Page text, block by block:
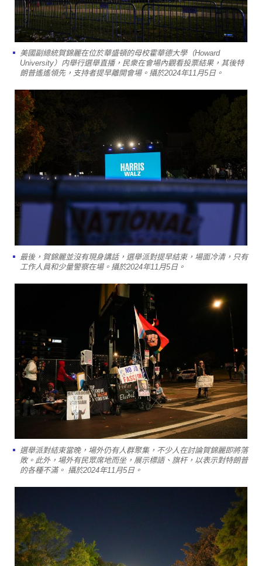
美國副總統賀錦麗在位於華盛頓的母校霍華德大學（Howard
University）内舉行選舉直播，民衆在會場內觀看投票結果，其後特
朗普遙遙領先，支持者提早離開會場。攝於2024年11月5日。
最後，賀錦麗並沒有現身講話，選舉派對提早結束，場面冷清，只有
工作人員和少量警察在場。攝於2024年11月5日。
選舉派對結束當晚，場外仍有人群聚集，不少人在討論賀錦麗即將落
敗。此外，場外有民眾席地而坐，展示標語、旗杆，以表示對特朗普
的各種不滿。 攝於2024年11月5日。